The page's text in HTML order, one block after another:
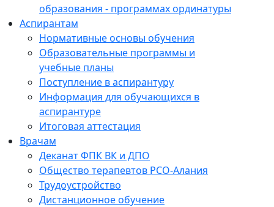
образования - программах ординатуры
Аспирантам
Нормативные основы обучения
Образовательные программы и
учебные планы
Поступление в аспирантуру
Информация для обучающихся в
аспирантуре
Итоговая аттестация
Врачам
Деканат ФПК ВК и ДПО
Общество терапевтов РСО-Алания
Трудоустройство
Дистанционное обучение